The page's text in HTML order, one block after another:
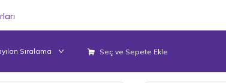
Seç ve Sepete Ekle